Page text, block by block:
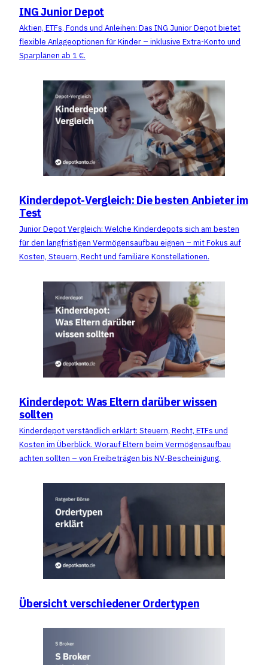
ING Junior Depot
Aktien, ETFs, Fonds und Anleihen: Das ING Junior Depot bietet
flexible Anlageoptionen für Kinder – inklusive Extra-Konto und
Sparplänen ab 1 €.
Kinderdepot-Vergleich: Die besten Anbieter im
Test
Junior Depot Vergleich: Welche Kinderdepots sich am besten
für den langfristigen Vermögensaufbau eignen – mit Fokus auf
Kosten, Steuern, Recht und familiäre Konstellationen.
Kinderdepot: Was Eltern darüber wissen
sollten
Kinderdepot verständlich erklärt: Steuern, Recht, ETFs und
Kosten im Überblick. Worauf Eltern beim Vermögensaufbau
achten sollten – von Freibeträgen bis NV-Bescheinigung.
Übersicht verschiedener Ordertypen